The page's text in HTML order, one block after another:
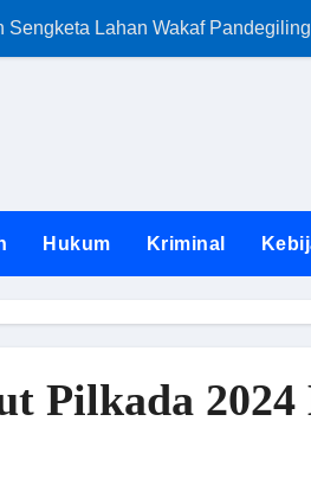
Lahan Wakaf
Hukum Kriminal
Pilkada